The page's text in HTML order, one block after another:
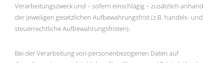
Verarbeitungszweck und – sofern einschlägig – zusätzlich anhand
der jeweiligen gesetzlichen Aufbewahrungsfrist (z.B. handels- und
steuerrechtliche Aufbewahrungsfristen).
Bei der Verarbeitung von personenbezogenen Daten auf